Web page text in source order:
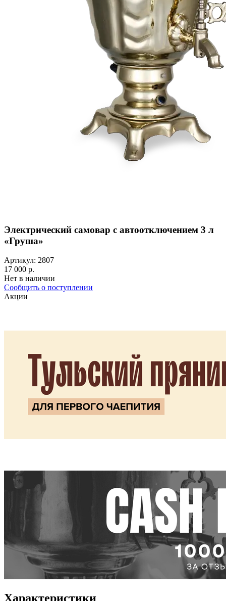
Электрический самовар с автоотключением 3 л
«Груша»
Артикул: 2807
17 000 р.
Нет в наличии
Сообщить о поступлении
Акции
Характеристики